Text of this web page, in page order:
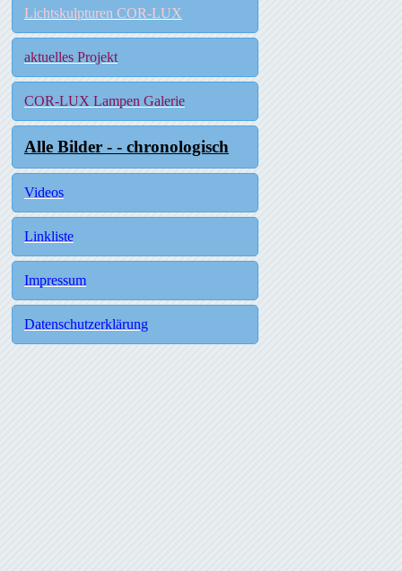
Lichtskulpturen COR-LUX
aktuelles Projekt
COR-LUX Lampen Galerie
Alle Bilder - - chronologisch
Videos
Linkliste
Impressum
Datenschutzerklärung